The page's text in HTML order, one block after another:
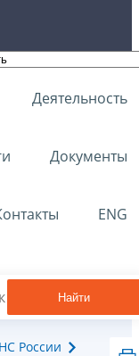
Деятельность
Документы
ENG
Найти
России